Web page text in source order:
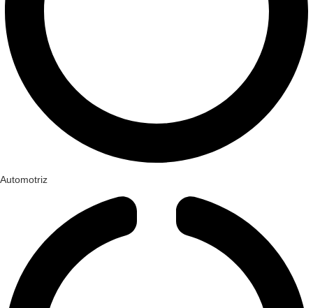
Automotriz